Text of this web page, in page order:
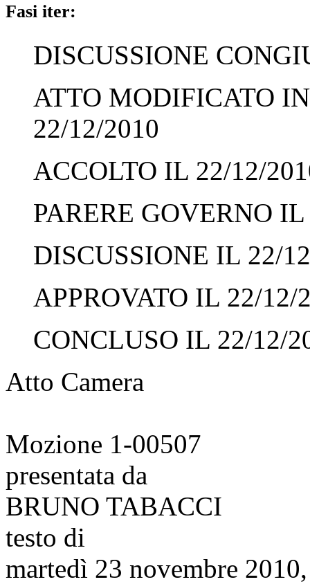
Fasi iter:
DISCUSSIONE
ATTO MODIFICATO
22/12/2010
ACCOLTO IL 22/12/
PARERE GOVERNO
DISCUSSIONE IL 22/
APPROVATO IL 22/12/
CONCLUSO IL 22/12/
Atto Camera
Mozione 1-00507
presentata da
BRUNO TABACCI
testo di
martedì 23 novembre